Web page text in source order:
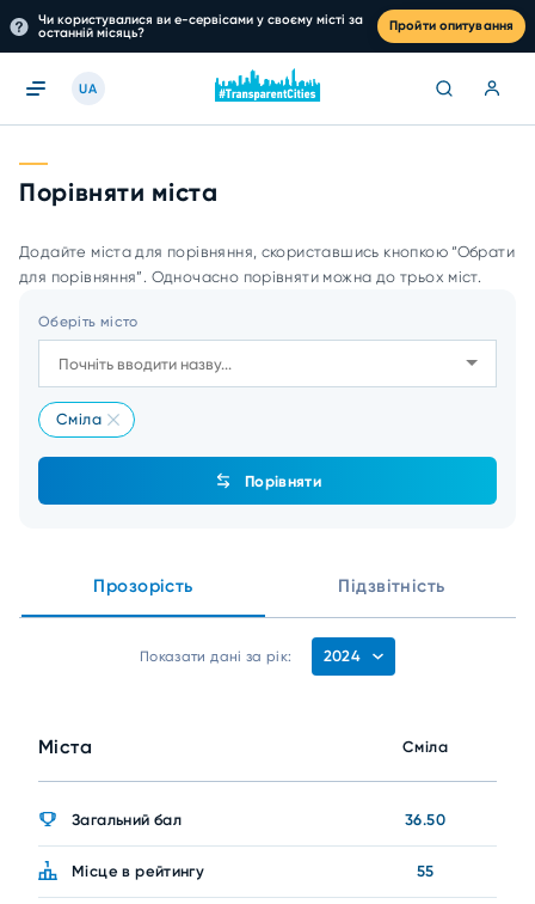
Чи користувалися ви е-сервісами у своєму місті за
останній місяць?
Пройти опитування
UA
Порівняти міста
Додайте міста для порівняння, скориставшись кнопкою “Обрати
для порівняння”. Одночасно порівняти можна до трьох міст.
Оберіть місто
Сміла
Порівняти
Прозорість Підзвітність
Показати дані за рік: 2024
Міста Сміла
Загальний бал 36.50
Місце в рейтингу 55